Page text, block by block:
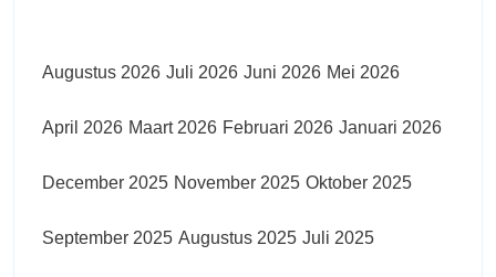
Augustus 2026 Juli 2026 Juni 2026 Mei 2026
April 2026 Maart 2026 Februari 2026 Januari 2026
December 2025 November 2025 Oktober 2025
September 2025 Augustus 2025 Juli 2025